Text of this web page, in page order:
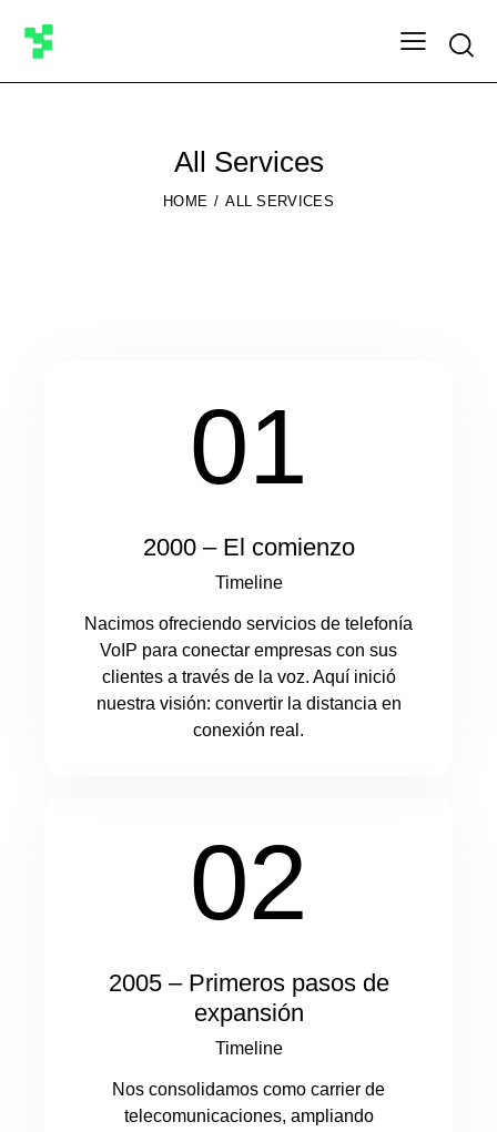
All Services
HOME ALL SERVICES
01
2000 – El comienzo
Timeline
Nacimos ofreciendo servicios de telefonía
VoIP para conectar empresas con sus
clientes a través de la voz. Aquí inició
nuestra visión: convertir la distancia en
conexión real.
02
2005 – Primeros pasos de
expansión
Timeline
Nos consolidamos como carrier de
telecomunicaciones, ampliando